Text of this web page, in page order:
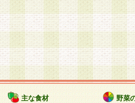
主な食材 野菜